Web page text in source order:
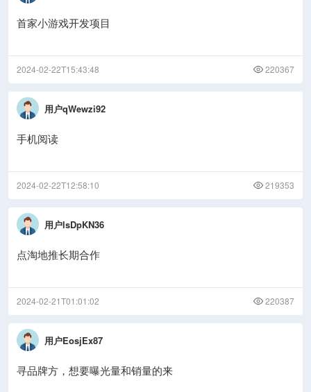
首家小游戏开发项目
2024-02-22T15:43:48 220367
用户qWewzi92
手机阅读
2024-02-22T12:58:10 219353
用户lsDpKN36
点淘地推长期合作
2024-02-21T01:01:02 220387
用户EosjEx87
寻品牌方，想要曝光量和销量的来